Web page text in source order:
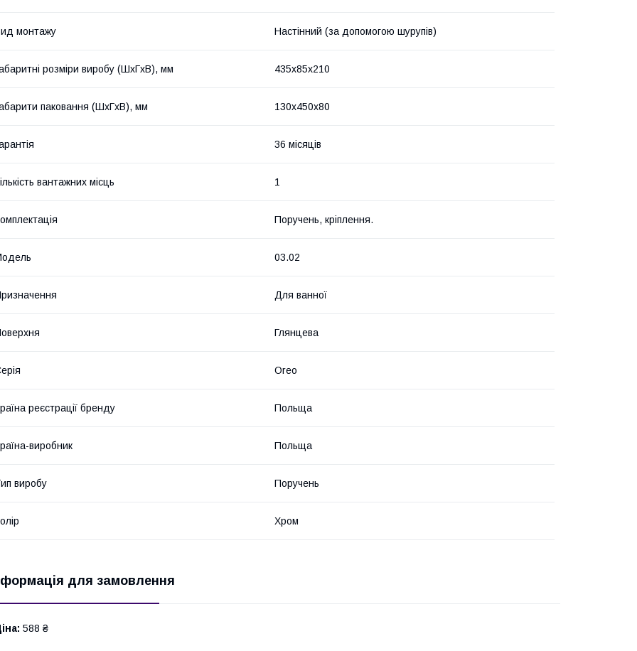
монтажу Настінний (за допомогою шурупів)
розміри виробу (ШхГхВ), мм 435х85х210
паковання (ШхГхВ), мм 130х450х80
36 місяців
вантажних місць 1
Поручень, кріплення.
03.02
Для ванної
Глянцева
Oreo
реєстрації бренду Польща
виробник Польща
виробу Поручень
Хром
для замовлення
588 ₴